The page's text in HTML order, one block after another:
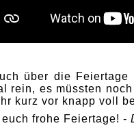
über die
rein, es müssten
kurz vor knapp voll
euch frohe Feiertage! -